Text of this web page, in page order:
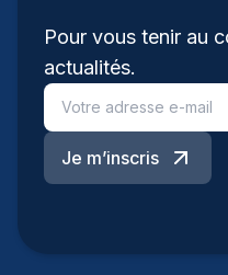
Pour vous tenir au
actualités.
Je m’inscris